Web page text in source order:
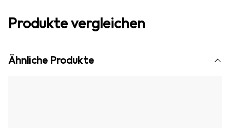
Produkte vergleichen
Ähnliche Produkte